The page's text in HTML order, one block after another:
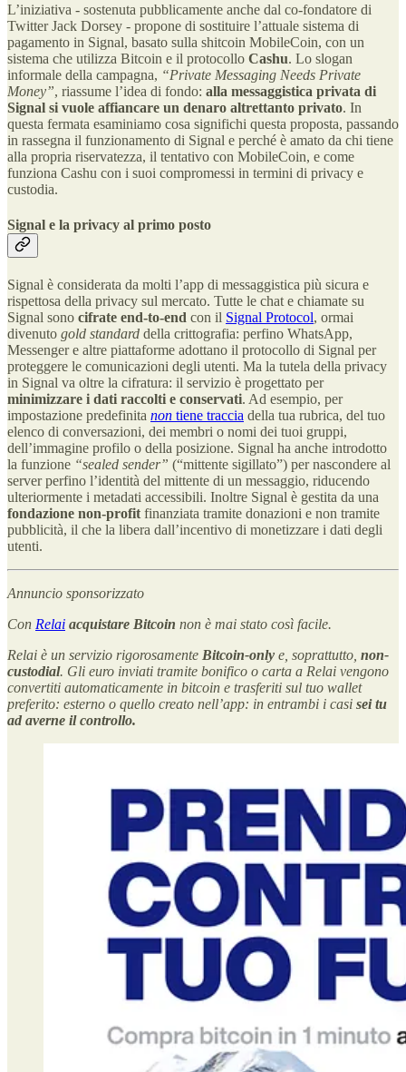
L’iniziativa - sostenuta pubblicamente anche dal co-fondatore di
Twitter Jack Dorsey - propone di sostituire l’attuale sistema di
pagamento in Signal, basato sulla shitcoin MobileCoin, con un
sistema che utilizza Bitcoin e il protocollo Cashu. Lo slogan
informale della campagna, “Private Messaging Needs Private
Money”, riassume l’idea di fondo: alla messaggistica privata di
Signal si vuole affiancare un denaro altrettanto privato. In
questa fermata esaminiamo cosa significhi questa proposta, passando
in rassegna il funzionamento di Signal e perché è amato da chi tiene
alla propria riservatezza, il tentativo con MobileCoin, e come
funziona Cashu con i suoi compromessi in termini di privacy e
custodia.
Signal e la privacy al primo posto
Signal è considerata da molti l’app di messaggistica più sicura e
rispettosa della privacy sul mercato. Tutte le chat e chiamate su
Signal sono cifrate end-to-end con il Signal Protocol, ormai
divenuto gold standard della crittografia: perfino WhatsApp,
Messenger e altre piattaforme adottano il protocollo di Signal per
proteggere le comunicazioni degli utenti. Ma la tutela della privacy
in Signal va oltre la cifratura: il servizio è progettato per
minimizzare i dati raccolti e conservati. Ad esempio, per
impostazione predefinita non tiene traccia della tua rubrica, del tuo
elenco di conversazioni, dei membri o nomi dei tuoi gruppi,
dell’immagine profilo o della posizione. Signal ha anche introdotto
la funzione “sealed sender” (“mittente sigillato”) per nascondere al
server perfino l’identità del mittente di un messaggio, riducendo
ulteriormente i metadati accessibili. Inoltre Signal è gestita da una
fondazione non-profit finanziata tramite donazioni e non tramite
pubblicità, il che la libera dall’incentivo di monetizzare i dati degli
utenti.
Annuncio sponsorizzato
Con Relai acquistare Bitcoin non è mai stato così facile.
Relai è un servizio rigorosamente Bitcoin-only e, soprattutto, non-
custodial. Gli euro inviati tramite bonifico o carta a Relai vengono
convertiti automaticamente in bitcoin e trasferiti sul tuo wallet
preferito: esterno o quello creato nell’app: in entrambi i casi sei tu
ad averne il controllo.